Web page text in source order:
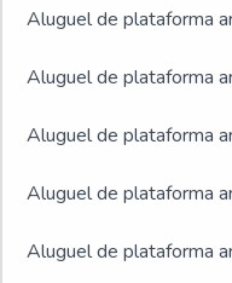
Aluguel de plataforma
Aluguel de plataforma
Aluguel de plataforma
Aluguel de plataforma
Aluguel de plataforma